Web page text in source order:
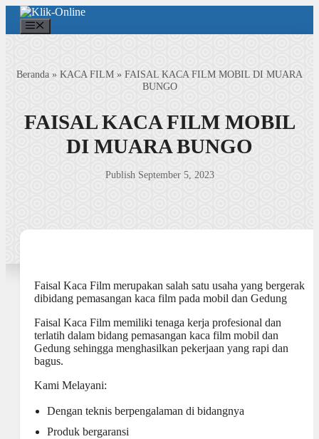
Langsung
isi
Beranda » KACA FILM » FAISAL KACA FILM MOBIL DI MUARA
BUNGO
FAISAL KACA FILM MOBIL
DI MUARA BUNGO
Publish September 5, 2023
Faisal Kaca Film merupakan salah satu usaha yang bergerak
dibidang pemasangan kaca film pada mobil dan Gedung
Faisal Kaca Film memiliki tenaga kerja profesional dan
terlatih dalam bidang pemasangan kaca film mobil dan
Gedung sehingga menghasilkan pekerjaan yang rapi dan
bagus.
Kami Melayani:
Dengan teknis berpengalaman di bidangnya
Produk bergaransi